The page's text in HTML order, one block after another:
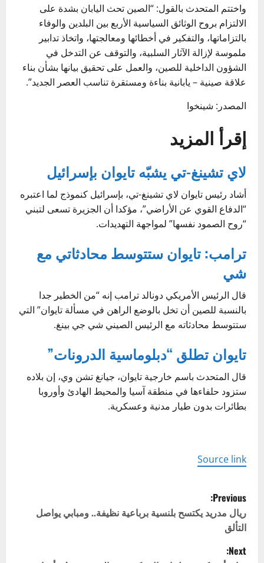
واختتم المتحدث بالقول: “الصين تحث اليابان بشدة على
الالتزام بروح الوثائق السياسية الأربع بين البلدين والوفاء
بالتزاماتها، والتفكير في أخطائها ومعالجتها، واتخاذ تدابير
ملموسة لإزالة الآثار السلبية، والتوقف عن التدخل في
الشؤون الداخلية للصين، والعمل على تحقيق بيانها بشأن بناء
علاقة صينية – يابانية بناءة ومستقرة تناسب العصر الجديد”.
المصدر: شينخوا
إقرأ المزيد
لاي تشينغ-تي يشبّه تايوان بإسرائيل
أشاد رئيس تايوان لاي تشينغ-تي، بإسرائيل كنموذج لما اعتبره
“الدفاع القوي عن الأراضي”، مؤكدا أن الجزيرة تسعى لتبني
“روح الصمود نفسها” لمواجهة التهديدات.
ترامب: تايوان ستتوسط محادثاتي مع
شي
قال الرئيس الأمريكي دونالد ترامب إنه “من الخطير جدا
بالنسبة للصين أن تخل بالوضع الراهن في مسألة تايوان” التي
ستتوسط محادثاته مع الرئيس الصيني شي جي بينغ.
تايوان تطلق “دبلوماسية الدرونات”
قال المتحدث باسم خارجية تايوان، جيانغ تشن وي، إن بلاده
ستزود حلفاءها في منطقة آسيا والمحيط الهادئ وأوروبا
بطائرات بدون طيار مدنية وعسكرية.
Source link
P
o
s
Previous:
ريال مدريد يكتسح بلنسية برباعية نظيفة.. ومبابي يواصل
التألق
Next: